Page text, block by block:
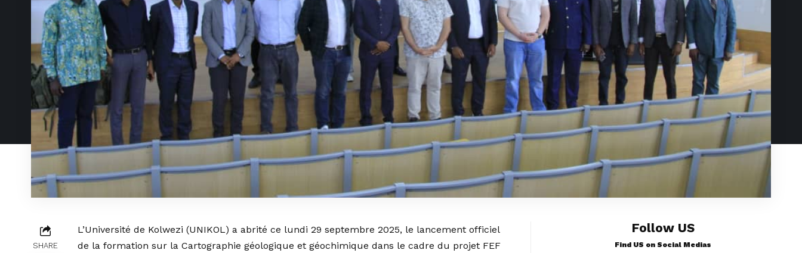
SHARE
L’Université de Kolwezi (UNIKOL) a abrité ce lundi 29 septembre 2025, le lancement officiel
de la formation sur la Cartographie géologique et géochimique dans le cadre du projet FEF
Follow US
Find US on Social Medias